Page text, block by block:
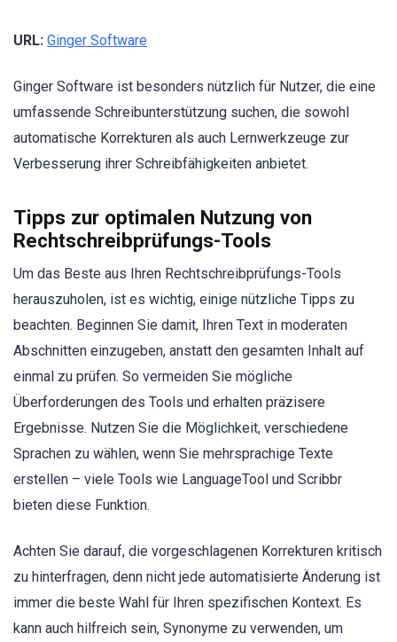
URL: Ginger Software
Ginger Software ist besonders nützlich für Nutzer, die eine
umfassende Schreibunterstützung suchen, die sowohl
automatische Korrekturen als auch Lernwerkzeuge zur
Verbesserung ihrer Schreibfähigkeiten anbietet.
Tipps zur optimalen Nutzung von
Rechtschreibprüfungs-Tools
Um das Beste aus Ihren Rechtschreibprüfungs-Tools
herauszuholen, ist es wichtig, einige nützliche Tipps zu
beachten. Beginnen Sie damit, Ihren Text in moderaten
Abschnitten einzugeben, anstatt den gesamten Inhalt auf
einmal zu prüfen. So vermeiden Sie mögliche
Überforderungen des Tools und erhalten präzisere
Ergebnisse. Nutzen Sie die Möglichkeit, verschiedene
Sprachen zu wählen, wenn Sie mehrsprachige Texte
erstellen – viele Tools wie LanguageTool und Scribbr
bieten diese Funktion.
Achten Sie darauf, die vorgeschlagenen Korrekturen kritisch
zu hinterfragen, denn nicht jede automatisierte Änderung ist
immer die beste Wahl für Ihren spezifischen Kontext. Es
kann auch hilfreich sein, Synonyme zu verwenden, um